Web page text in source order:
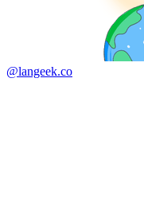
@langeek.co